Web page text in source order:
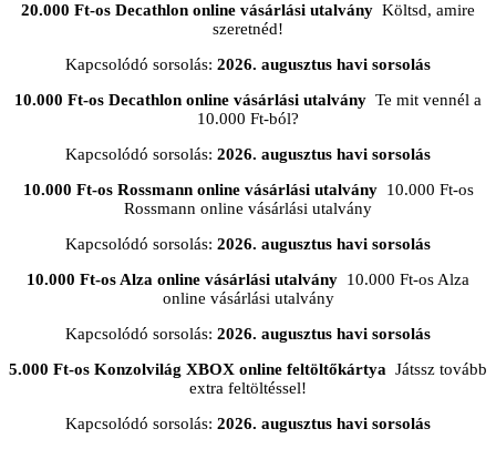
20.000 Ft-os Decathlon online vásárlási utalvány Költsd, amire
szeretnéd!
Kapcsolódó sorsolás: 2026. augusztus havi sorsolás
10.000 Ft-os Decathlon online vásárlási utalvány Te mit vennél a
10.000 Ft-ból?
Kapcsolódó sorsolás: 2026. augusztus havi sorsolás
10.000 Ft-os Rossmann online vásárlási utalvány10.000 Ft-os
Rossmann online vásárlási utalvány
Kapcsolódó sorsolás: 2026. augusztus havi sorsolás
10.000 Ft-os Alza online vásárlási utalvány 10.000 Ft-os Alza
online vásárlási utalvány
Kapcsolódó sorsolás: 2026. augusztus havi sorsolás
5.000 Ft-os Konzolvilág XBOX online feltöltőkártya Játssz tovább
extra feltöltéssel!
Kapcsolódó sorsolás: 2026. augusztus havi sorsolás